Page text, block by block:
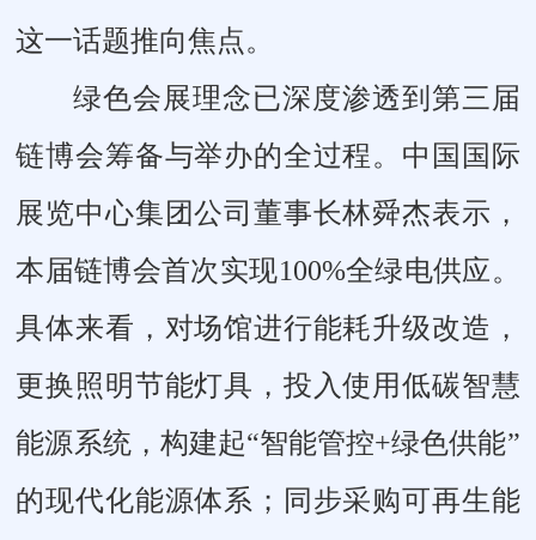
这一话题推向焦点。
绿色会展理念已深度渗透到第三届
链博会筹备与举办的全过程。中国国际
展览中心集团公司董事长林舜杰表示，
本届链博会首次实现100%全绿电供应。
具体来看，对场馆进行能耗升级改造，
更换照明节能灯具，投入使用低碳智慧
能源系统，构建起“智能管控+绿色供能”
的现代化能源体系；同步采购可再生能